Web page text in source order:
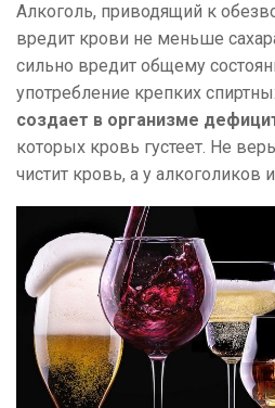
Алкоголь, приводящий к
вредит крови не меньше
сильно вредит общему
употребление крепких
создает в организме
которых кровь густеет. Не
чистит кровь, а у алкоголиков